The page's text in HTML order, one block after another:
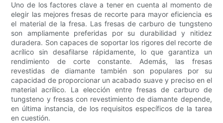
Uno de los factores clave a tener en cuenta al momento de
elegir las mejores fresas de recorte para mayor eficiencia es
el material de la fresa. Las fresas de carburo de tungsteno
son ampliamente preferidas por su durabilidad y nitidez
duradera. Son capaces de soportar los rigores del recorte de
acrílico sin desafilarse rápidamente, lo que garantiza un
rendimiento de corte constante. Además, las fresas
revestidas de diamante también son populares por su
capacidad de proporcionar un acabado suave y preciso en el
material acrílico. La elección entre fresas de carburo de
tungsteno y fresas con revestimiento de diamante depende,
en última instancia, de los requisitos específicos de la tarea
en cuestión.